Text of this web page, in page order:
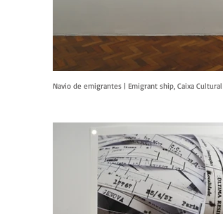
Navio de emigrantes | Emigrant ship, Caixa